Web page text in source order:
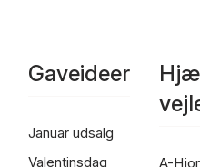
Gaveideer
Januar udsalg
Valentinsdag
A-